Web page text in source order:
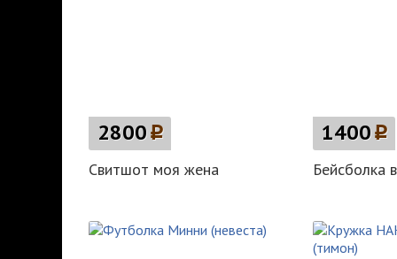
2800p
Свитшот моя жена
1400p
Бейсболка